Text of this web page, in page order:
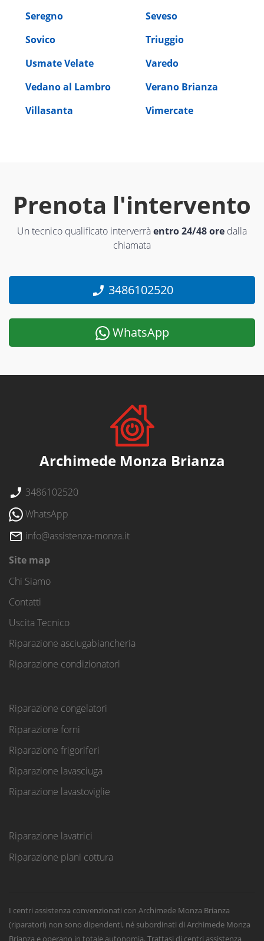
Seregno
Seveso
Sovico
Triuggio
Usmate Velate
Varedo
Vedano al Lambro
Verano Brianza
Villasanta
Vimercate
Prenota l'intervento
Un tecnico qualificato interverràentro 24/48 ore dalla
chiamata
3486102520
WhatsApp
Archimede Monza Brianza
3486102520
WhatsApp
info@assistenza-monza.it
Site map
Chi Siamo
Contatti
Uscita Tecnico
Riparazione asciugabiancheria
Riparazione condizionatori
Riparazione congelatori
Riparazione forni
Riparazione frigoriferi
Riparazione lavasciuga
Riparazione lavastoviglie
Riparazione lavatrici
Riparazione piani cottura
I centri assistenza convenzionati con Archimede Monza Brianza
(riparatori) non sono dipendenti, né subordinati di Archimede Monza
Brianza e operano in totale autonomia. Trattasi di centri assistenza